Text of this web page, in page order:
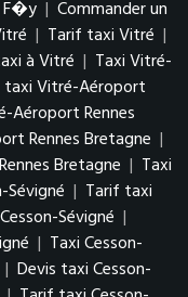
F�y | Commander un
| Tarif taxi Vitré |
à Vitré | Taxi Vitré-
taxi Vitré-Aéroport
Aéroport Rennes
Rennes Bretagne |
Bretagne | Taxi
Sévigné | Tarif taxi
Sévigné |
| Taxi Cesson-
| Devis taxi Cesson-